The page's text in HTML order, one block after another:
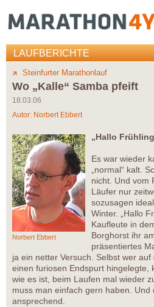
LAUFBERICHTE
Steinfurter Marathonlauf
Wo „Kalle“ Samba pfeift
18.03.06
Autor: Norbert Ebbert
Norbert Ebbert
„Hallo
Es war wieder
„normal“ kalt.
nicht. Und vom
Läufer nur
sozusagen
Winter. „Hallo
Kaufleute in
Borghorst ihr
präsentiertes
ja ein netter Versuch. Selbst wer
einen furiosen Endspurt hingelegte,
wie es ist, beim Laufen mal wieder
muss man einfach gern haben.
ansprechend.